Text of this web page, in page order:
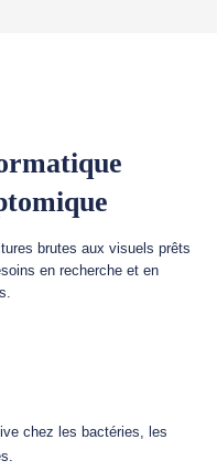
brutes aux visuels prêts
en recherche et en
chez les bactéries, les